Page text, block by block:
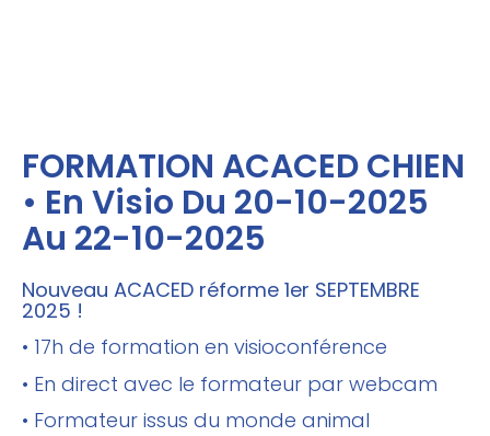
FORMATION ACACED CHIEN
• En Visio Du 20-10-2025
Au 22-10-2025
Nouveau ACACED réforme 1er SEPTEMBRE
2025 !
• 17h de formation en visioconférence
• En direct avec le formateur par webcam
• Formateur issus du monde animal